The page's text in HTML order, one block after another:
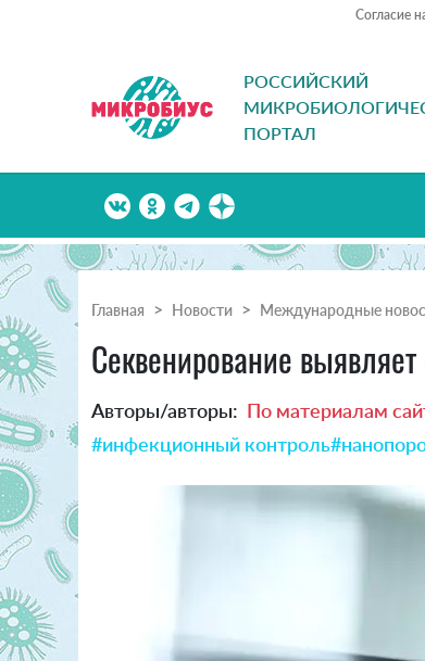
Согласие
РОССИЙСКИЙ
ПОРТАЛ
Главная Новости Международные
Секвенирование
Авторы/авторы: По материалам
#инфекционный контроль